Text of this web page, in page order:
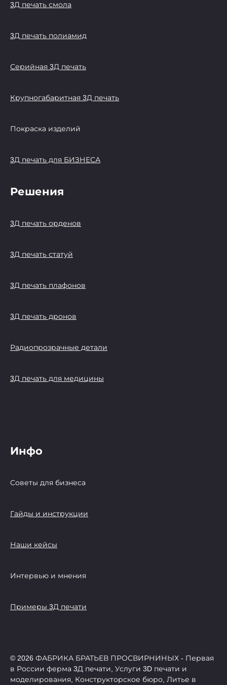
3Д печать смола
3Д печать полиамид
Серийная 3Д печать
Крупногабаритная 3Д печать
Покраска изделий
3Д печать для БИЗНЕСА
Решения
3Д печать орденов
3Д печать статуй
3Д печать плафонов
3Д печать дронов
Радиопрозрачные детали
3Д печать для медицины
Инфо
Советы для бизнеса
Гайды и инструкции
Наши кейсы
Интервью и мнения
Примеры 3Д печати
© 2026 ФАБРИКА БРАТЬЕВ ПРОСВИРНИНЫХ - Первая
в России ферма 3Д печати, Услуги 3D печати и
моделирования, Конструкторское бюро, Литье в